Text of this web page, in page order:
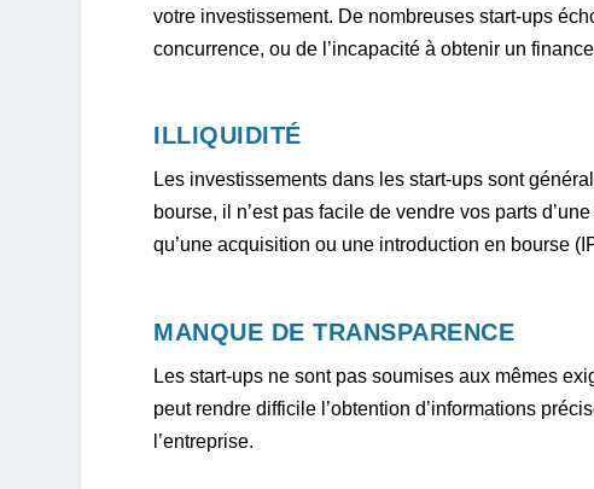
votre investissement. De nombreuses start-ups
concurrence, ou de l’incapacité à obtenir un
ILLIQUIDITÉ
Les investissements dans les start-ups sont
bourse, il n’est pas facile de vendre vos parts
qu’une acquisition ou une introduction en bourse
MANQUE DE TRANSPARENCE
Les start-ups ne sont pas soumises aux mêmes
peut rendre difficile l’obtention d’informations
l’entreprise.